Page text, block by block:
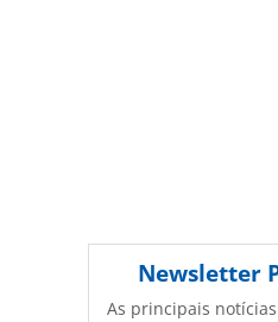
Newsletter
As principais